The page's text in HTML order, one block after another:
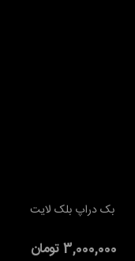
به سبد خرید
بک دراپ بلک لایت
3,000,000 تومان